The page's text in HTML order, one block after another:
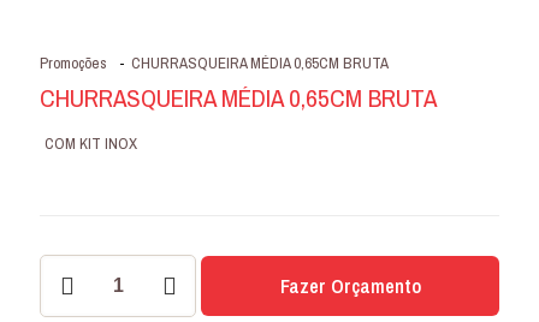
Promoções - CHURRASQUEIRA MÉDIA 0,65CM BRUTA
CHURRASQUEIRA MÉDIA 0,65CM BRUTA
COM KIT INOX
CHURRASQUEIRA
0,65CM
Fazer Orçamento